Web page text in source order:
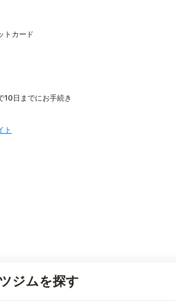
トカード
10日までにお手続き
ト
ジムを探す